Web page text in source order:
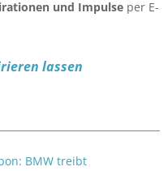
und Impulse per E-
lassen
BMW treibt